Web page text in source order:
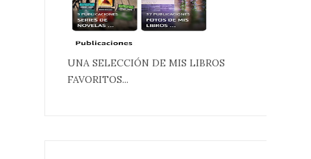
UNA SELECCIÓN DE MIS LIBROS
FAVORITOS...